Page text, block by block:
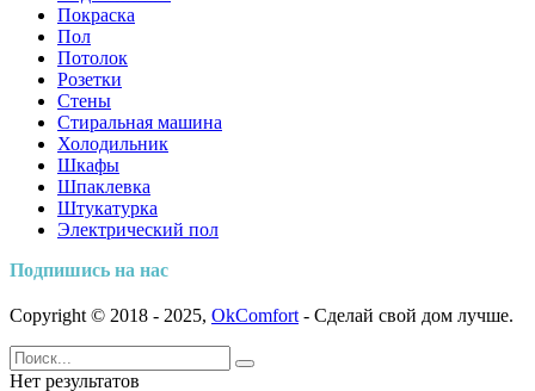
Покраска
Пол
Потолок
Розетки
Стены
Стиральная машина
Холодильник
Шкафы
Шпаклевка
Штукатурка
Электрический пол
Подпишись на нас
Copyright © 2018 - 2025, OkComfort - Сделай свой дом лучше.
Нет результатов